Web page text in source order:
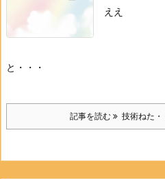
ええ
と・・・ 近
記事を読む 技術ねた・